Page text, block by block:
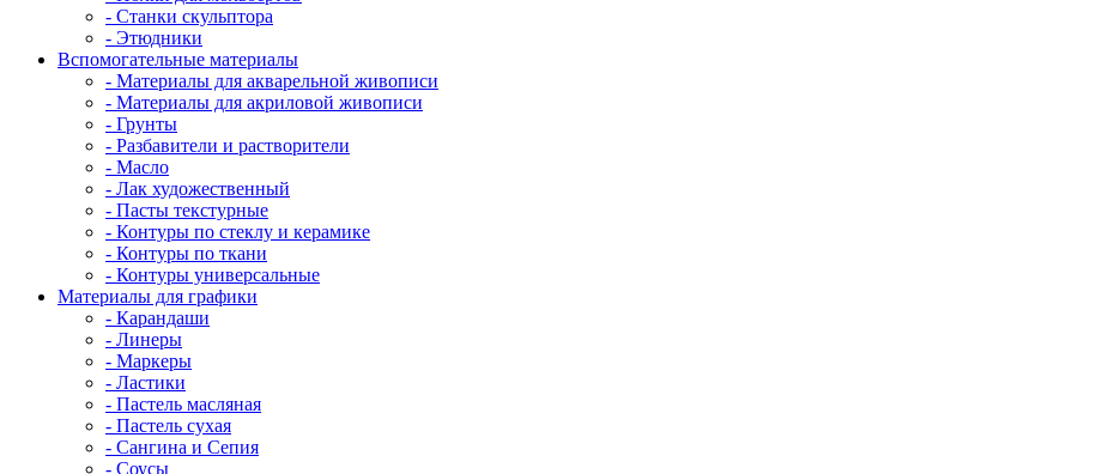
- Станки скульптора
- Этюдники
Вспомогательные материалы
- Материалы для акварельной живописи
- Материалы для акриловой живописи
- Грунты
- Разбавители и растворители
- Масло
- Лак художественный
- Пасты текстурные
- Контуры по стеклу и керамике
- Контуры по ткани
- Контуры универсальные
Материалы для графики
- Карандаши
- Линеры
- Маркеры
- Ластики
- Пастель масляная
- Пастель сухая
- Сангина и Сепия
- Соусы